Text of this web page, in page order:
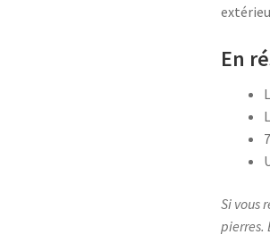
En
Si vous
pierres.